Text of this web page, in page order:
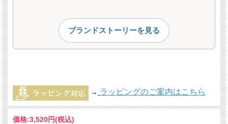
ブランドストーリーを見る
→ ラッピングのご案内はこちら
価格:3,520円(税込)